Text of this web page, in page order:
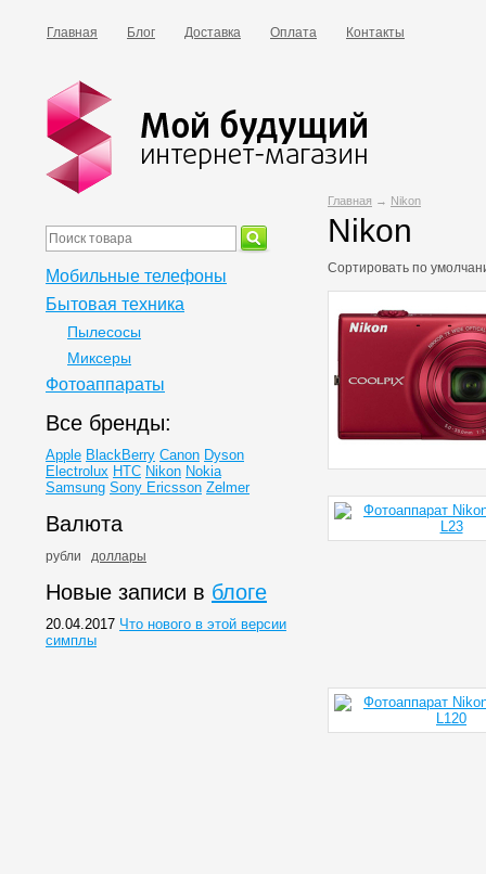
Главная Блог Доставка Оплата Контакты
Главная → Nikon
Nikon
Сортировать по
Мобильные телефоны
Бытовая техника
Пылесосы
Миксеры
Фотоаппараты
Все бренды:
Apple BlackBerry Canon Dyson
Electrolux HTC Nikon Nokia
Samsung Sony Ericsson Zelmer
Валюта
рубли доллары
Новые записи в блоге
20.04.2017 Что нового в этой версии
симплы